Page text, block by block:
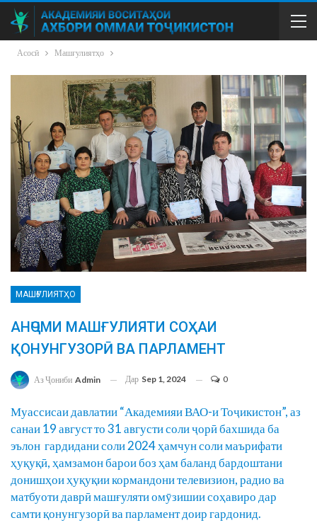
Асосӣ Машғулиятҳо
МАШҒУЛИЯТҲО
АНҶОМИ МАШҒУЛИЯТИ СОҲАИ
ҚОНУНГУЗОРӢ ВА ПАРЛАМЕНТ
Аз Ҷониби Admin Дар Sep 1, 2024 0
Муассисаи давлатии “Академияи ВАО-и Тоҷикистон”, аз
санаи 19 август то 31 августи соли ҷорӣ бахшида ба
эълон гардидани соли 2024 ҳамчун соли маърифати
ҳуқуқӣ, ҳамзамон барои боз ҳам баланд бардоштани
донишҳои ҳуқуқии кормандони телевизион, радио ва
матбуоти даврӣ машғуляти омӯзишии соҳавиро дар
самти қонунгузорӣ ва парламент доир гардонид.